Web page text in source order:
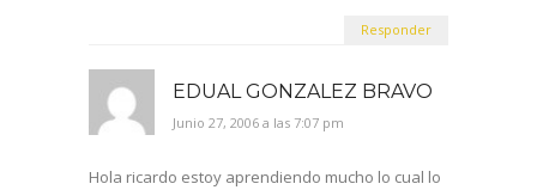
Responder
EDUAL GONZALEZ BRAVO
Junio 27, 2006 a las 7:07 pm
Hola ricardo estoy aprendiendo mucho lo cual lo